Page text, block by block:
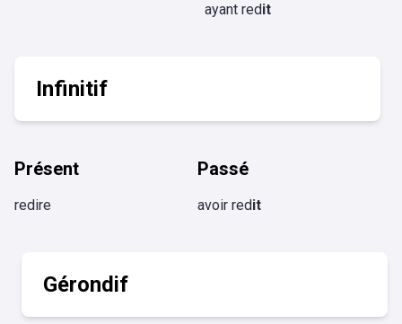
ayant redit
Infinitif
Présent
redire
Passé
avoir redit
Gérondif